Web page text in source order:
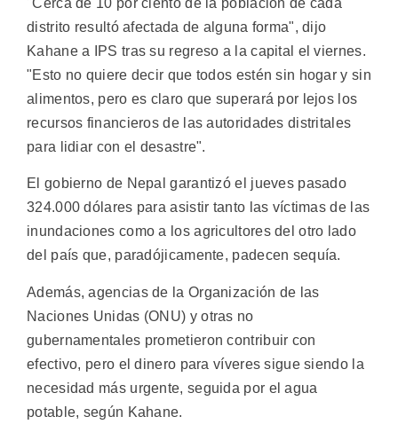
"Cerca de 10 por ciento de la población de cada
distrito resultó afectada de alguna forma", dijo
Kahane a IPS tras su regreso a la capital el viernes.
"Esto no quiere decir que todos estén sin hogar y sin
alimentos, pero es claro que superará por lejos los
recursos financieros de las autoridades distritales
para lidiar con el desastre".
El gobierno de Nepal garantizó el jueves pasado
324.000 dólares para asistir tanto las víctimas de las
inundaciones como a los agricultores del otro lado
del país que, paradójicamente, padecen sequía.
Además, agencias de la Organización de las
Naciones Unidas (ONU) y otras no
gubernamentales prometieron contribuir con
efectivo, pero el dinero para víveres sigue siendo la
necesidad más urgente, seguida por el agua
potable, según Kahane.